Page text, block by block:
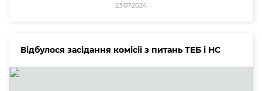
23.07.2024
Відбулося засідання комісії з питань ТЕБ і НС